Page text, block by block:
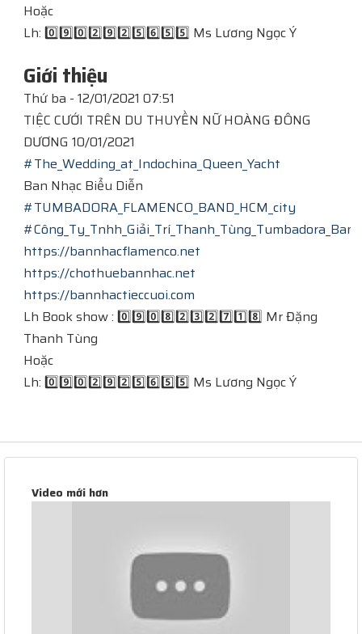
Hoặc
Lh: 0️⃣9️⃣0️⃣2️⃣9️⃣2️⃣5️⃣6️⃣5️⃣5️⃣ Ms Lương Ngọc Ý
Giới thiệu
Thứ ba - 12/01/2021 07:51
TIỆC CƯỚI TRÊN DU THUYỀN NỮ HOÀNG ĐÔNG
DƯƠNG 10/01/2021
#The_Wedding_at_Indochina_Queen_Yacht
Ban Nhạc Biểu Diễn
#TUMBADORA_FLAMENCO_BAND_HCM_city
#Công_Ty_Tnhh_Giải_Trí_Thanh_Tùng_Tumbadora_Band
https://bannhacflamenco.net
https://chothuebannhac.net
https://bannhactieccuoi.com
Lh Book show : 0️⃣9️⃣0️⃣8️⃣2️⃣3️⃣2️⃣7️⃣1️⃣8️⃣ Mr Đặng
Thanh Tùng
Hoặc
Lh: 0️⃣9️⃣0️⃣2️⃣9️⃣2️⃣5️⃣6️⃣5️⃣5️⃣ Ms Lương Ngọc Ý
Video mới hơn